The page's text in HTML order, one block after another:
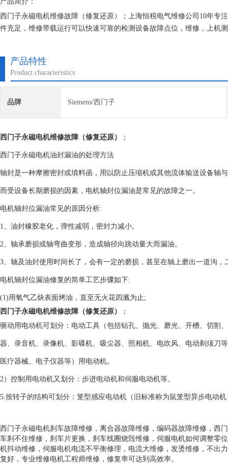
西门子永磁电机维修故障（修复还原）；上海恒税电气维修公司10年专
件充足，维修带载运行可以快速可靠的检测设备故障点位，维修，上机
产品特性
Product characteristics
品牌 Siemens/西门子
西门子永磁电机维修故障（修复还原） ；
西门子永磁电机油封漏油的处理方法
轴封是一种摩擦密封或填料函，用以防止压缩机或其他流体输送设备轴
而受设备长期磨损的因素，电机轴封位漏油是常见的故障之一。
电机轴封位漏油常见的原因分析:
1、油封橡胶老化，弹性减弱，密封力减小。
2、轴承磨损或轴弯曲变形，造成轴径向跳动量大而漏油。
3、轴及油封使用时间长了，会有一定的磨损，甚至在轴上磨出一道沟，
电机轴封位漏油修复的简单工艺步骤如下:
(1)用氧气乙炔表面烤油，直至无火花四溅为止;
西门子永磁电机维修故障（修复还原）
；
驱动用电动机可划分：电动工具（包括钻孔、抛光、磨光、开槽、切割
器、录音机、录像机、影碟机、吸尘器、照相机、电吹风、电动剃须刀
医疗器械、电子仪器等）用电动机。
2）控制用电动机又划分：步进电动机和伺服电动机等。
5.按转子的结构可划分：笼型感应电动机（旧标准称为鼠笼型异步电动
西门子永磁电机刹车故障维修，离合器故障维修，编码器故障维修，西
车刹不住维修，刹车片更换，刹车线圈烧毁维修，伺服电机如何调整零
机抖动维修，伺服电机电流不平衡修理，电流大维修，发烫维修，不出
复好，专业维修电机工程师维修，修复率可达到高效率。